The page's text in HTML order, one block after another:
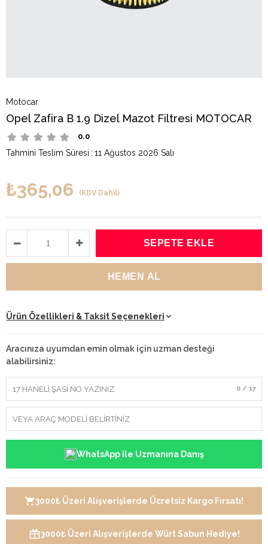
Motocar
Opel Zafira B 1.9 Dizel Mazot Filtresi MOTOCAR
0.0
Tahmini Teslim Süresi : 11 Ağustos 2026 Salı
₺365,06 (KDV Dahil)
Ürün Özellikleri & Taksit Seçenekleri
Aracınıza uyumdan emin olmak için uzman desteği
alabilirsiniz:
0 / 17
WhatsApp ile Uzmanına Danış
3000₺ Üzeri Alışverişlerde Ücretsiz Kargo Fırsatı!
3000₺ Üzeri Alışverişlerde Würt Sabun Hediye!